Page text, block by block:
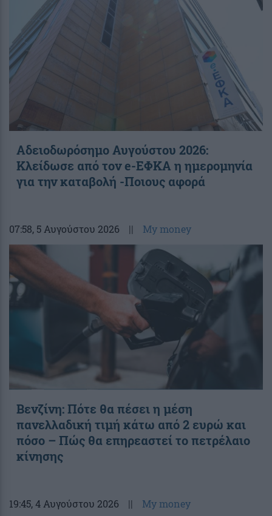
Αδειοδωρόσημο Αυγούστου 2026:
Κλείδωσε από τον e-ΕΦΚΑ η ημερομηνία
για την καταβολή -Ποιους αφορά
07:58, 5 Αυγούστου 2026 || My money
Βενζίνη: Πότε θα πέσει η μέση
πανελλαδική τιμή κάτω από 2 ευρώ και
πόσο – Πώς θα επηρεαστεί το πετρέλαιο
κίνησης
19:45, 4 Αυγούστου 2026 || My money